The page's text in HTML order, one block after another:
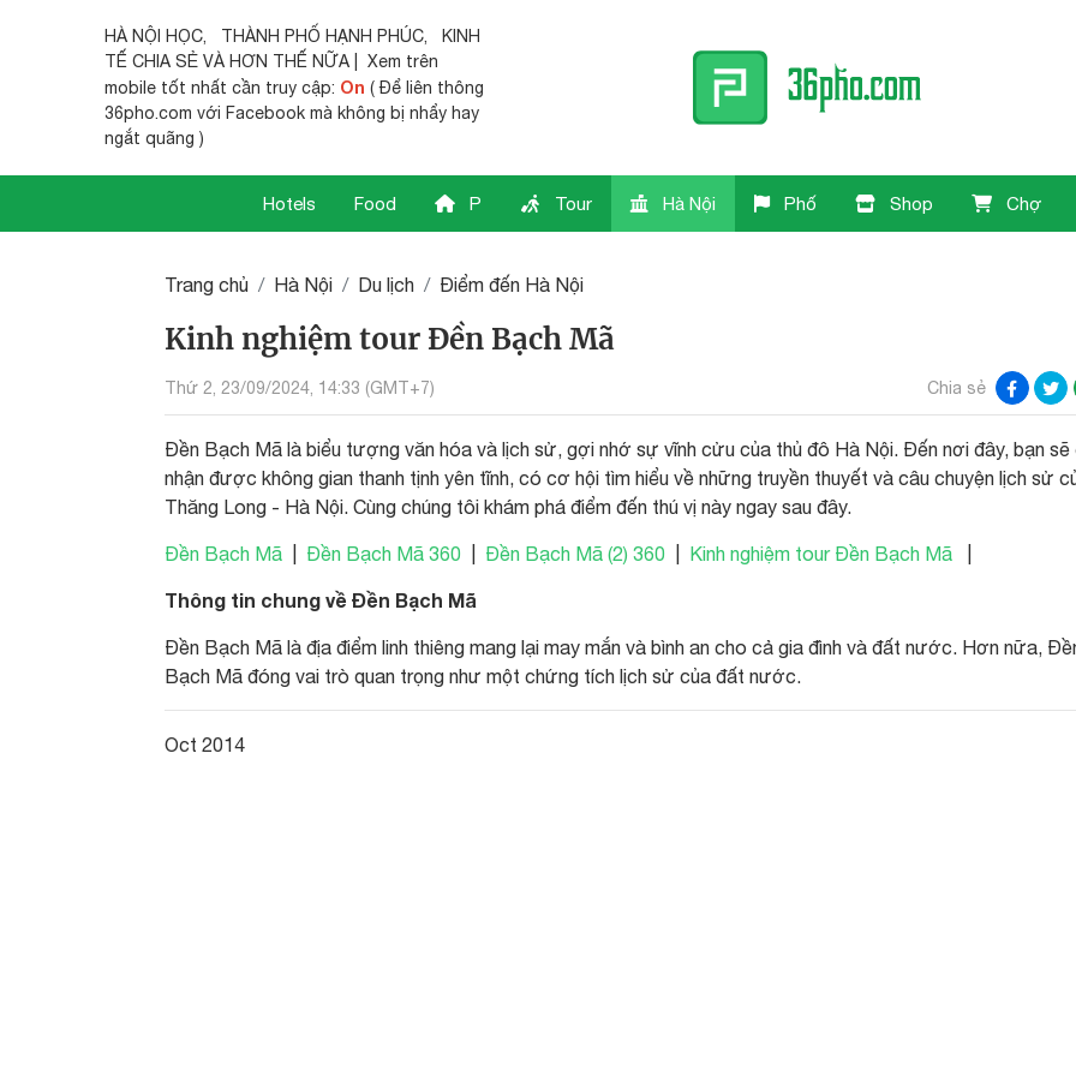
HÀ NỘI HỌC, THÀNH PHỐ HẠNH PHÚC,
KINH
TẾ CHIA SẺ VÀ HƠN THẾ NỮA | Xem trên
mobile tốt nhất cần truy cập: On ( Để liên thông
36pho.com với Facebook mà không bị nhẩy hay
ngắt quãng )
Hotels Food P Tour Hà Nội Phố Shop Chợ
Trang chủ Hà Nội Du lịch Điểm đến Hà Nội
Kinh nghiệm tour Đền Bạch Mã
Thứ 2, 23/09/2024, 14:33 (GMT+7) Chia sẻ
Đền Bạch Mã là biểu tượng văn hóa và lịch sử, gợi nhớ sự vĩnh cửu của thủ đô Hà Nội. Đến nơi đây, bạn sẽ
nhận được không gian thanh tịnh yên tĩnh, có cơ hội tìm hiểu về những truyền thuyết và câu chuyện lịch sử
Thăng Long - Hà Nội. Cùng chúng tôi khám phá điểm đến thú vị này ngay sau đây.
Đền Bạch Mã Đền Bạch Mã 360 Đền Bạch Mã (2) 360 Kinh nghiệm tour Đền Bạch Mã
Thông tin chung về Đền Bạch Mã
Đền Bạch Mã là địa điểm linh thiêng mang lại may mắn và bình an cho cả gia đình và đất nước. Hơn nữa,
Bạch Mã đóng vai trò quan trọng như một chứng tích lịch sử của đất nước.
Oct 2014